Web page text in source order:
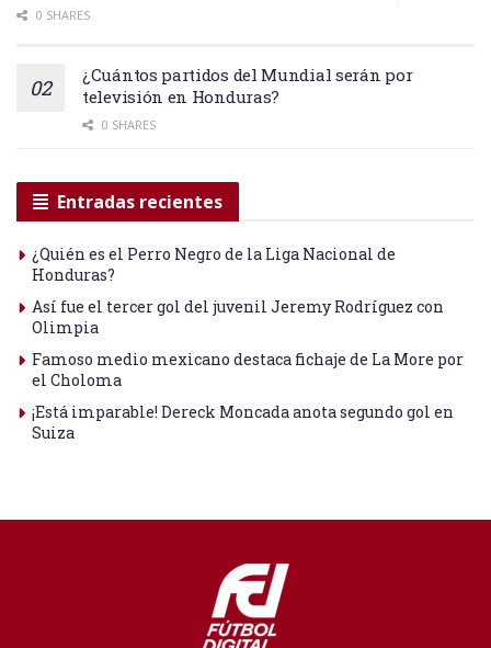
0 SHARES
¿Cuántos partidos del Mundial serán por
televisión en Honduras?
0 SHARES
Entradas recientes
¿Quién es el Perro Negro de la Liga Nacional de
Honduras?
Así fue el tercer gol del juvenil Jeremy Rodríguez con
Olimpia
Famoso medio mexicano destaca fichaje de La More por
el Choloma
¡Está imparable! Dereck Moncada anota segundo gol en
Suiza